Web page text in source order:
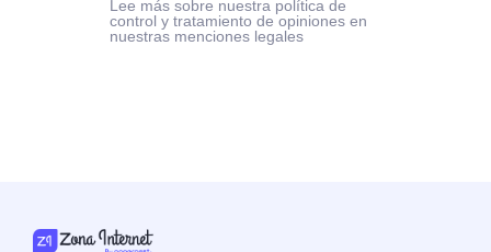
Lee más sobre nuestra política de
control y tratamiento de opiniones en
nuestras menciones legales